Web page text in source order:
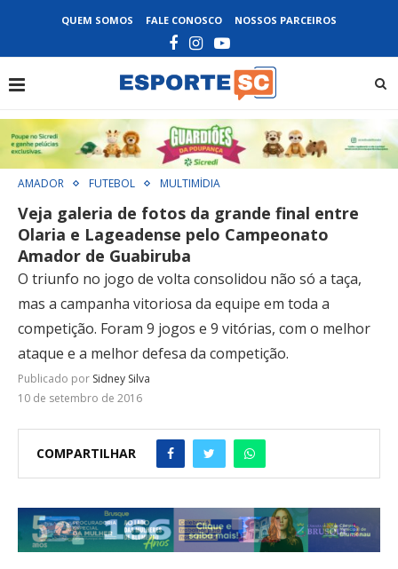
QUEM SOMOS FALE CONOSCO NOSSOS PARCEIROS
AMADOR FUTEBOL MULTIMÍDIA
Veja galeria de fotos da grande final entre
Olaria e Lageadense pelo Campeonato
Amador de Guabiruba
O triunfo no jogo de volta consolidou não só a taça,
mas a campanha vitoriosa da equipe em toda a
competição. Foram 9 jogos e 9 vitórias, com o melhor
ataque e a melhor defesa da competição.
Publicado por Sidney Silva
10 de setembro de 2016
COMPARTILHAR